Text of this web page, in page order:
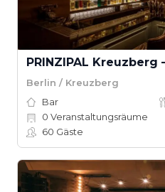
Berlin / Kreuzberg
Bar
0 Veranstaltungsräume
60 Gäste